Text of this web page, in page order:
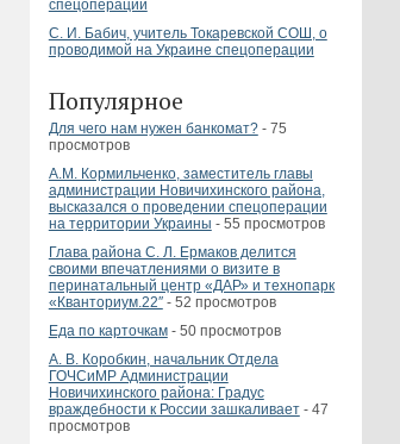
спецоперации
С. И. Бабич, учитель Токаревской СОШ, о
проводимой на Украине спецоперации
Популярное
Для чего нам нужен банкомат?- 75
просмотров
А.М. Кормильченко, заместитель главы
администрации Новичихинского района,
высказался о проведении спецоперации
на территории Украины - 55 просмотров
Глава района С. Л. Ермаков делится
своими впечатлениями о визите в
перинатальный центр «ДАР» и технопарк
«Кванториум.22″- 52 просмотров
Еда по карточкам- 50 просмотров
А. В. Коробкин, начальник Отдела
ГОЧСиМР Администрации
Новичихинского района: Градус
враждебности к России зашкаливает- 47
просмотров